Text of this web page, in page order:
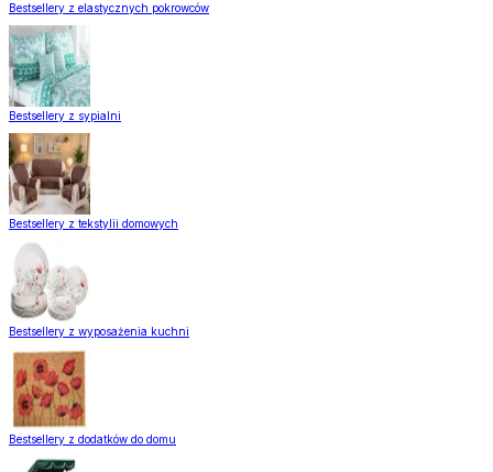
Bestsellery z elastycznych pokrowców
Bestsellery z sypialni
Bestsellery z tekstylii domowych
Bestsellery z wyposażenia kuchni
Bestsellery z dodatków do domu